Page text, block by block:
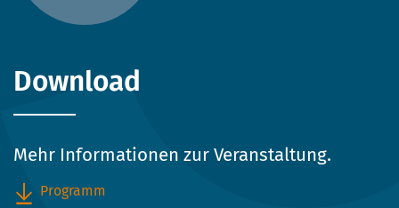
Download
Mehr Informationen zur Veranstaltung.
Programm